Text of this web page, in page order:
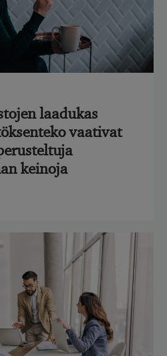
laadukas
vaativat
keinoja